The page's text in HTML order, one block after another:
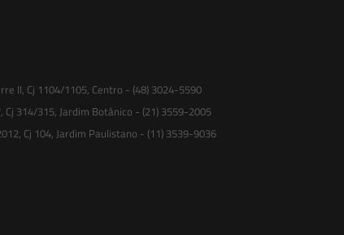
II, Cj 1104/1105, Centro - (48) 3024-5590
Cj 314/315, Jardim Botânico - (21) 3559-2005
Cj 104, Jardim Paulistano - (11) 3539-9036